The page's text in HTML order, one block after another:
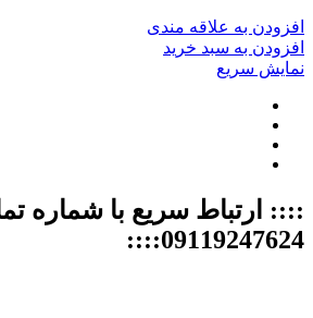
افزودن به علاقه مندی
افزودن به سبد خرید
نمایش سریع
:::: ارتباط سریع با شماره
09119247624::::